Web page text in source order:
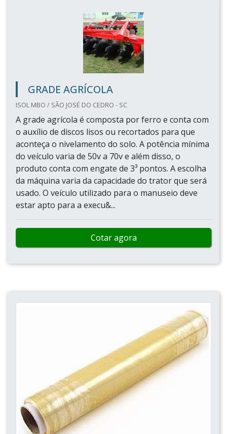
GRADE AGRÍCOLA
ISOL MBO / SÃO JOSÉ DO CEDRO - SC
A grade agrícola é composta por ferro e conta com
o auxílio de discos lisos ou recortados para que
aconteça o nivelamento do solo. A potência mínima
do veículo varia de 50v a 70v e além disso, o
produto conta com engate de 3³ pontos. A escolha
da máquina varia da capacidade do trator que será
usado. O veículo utilizado para o manuseio deve
estar apto para a execu&...
Cotar agora